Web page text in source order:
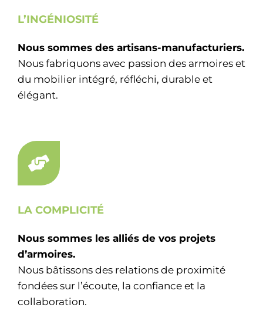
L’INGÉNIOSITÉ
Nous sommes des artisans-manufacturiers.
Nous fabriquons avec passion des armoires et
du mobilier intégré, réfléchi, durable et
élégant.
LA COMPLICITÉ
Nous sommes les alliés de vos projets
d’armoires.
Nous bâtissons des relations de proximité
fondées sur l’écoute, la confiance et la
collaboration.